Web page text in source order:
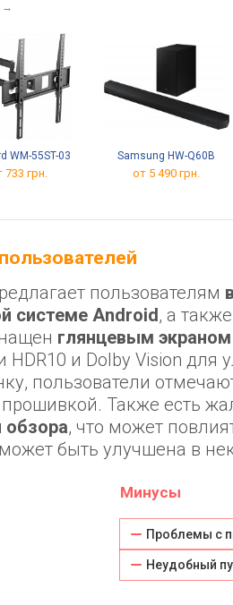
→
WM-55ST-03
733 грн.
Samsung HW-Q60B
от 5 490 грн.
пользователям
системе Android, а
глянцевым
HDR10 и Dolby Vision для
пользователи
прошивкой. Также есть
обзора, что может
быть улучшена в
Минусы
Проблемы с
Неудобный